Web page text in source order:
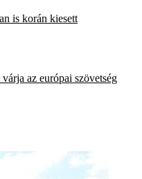
is korán kiesett
az európai szövetség